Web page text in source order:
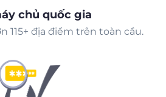
chủ quốc gia
115+ địa điểm trên toàn cầu.